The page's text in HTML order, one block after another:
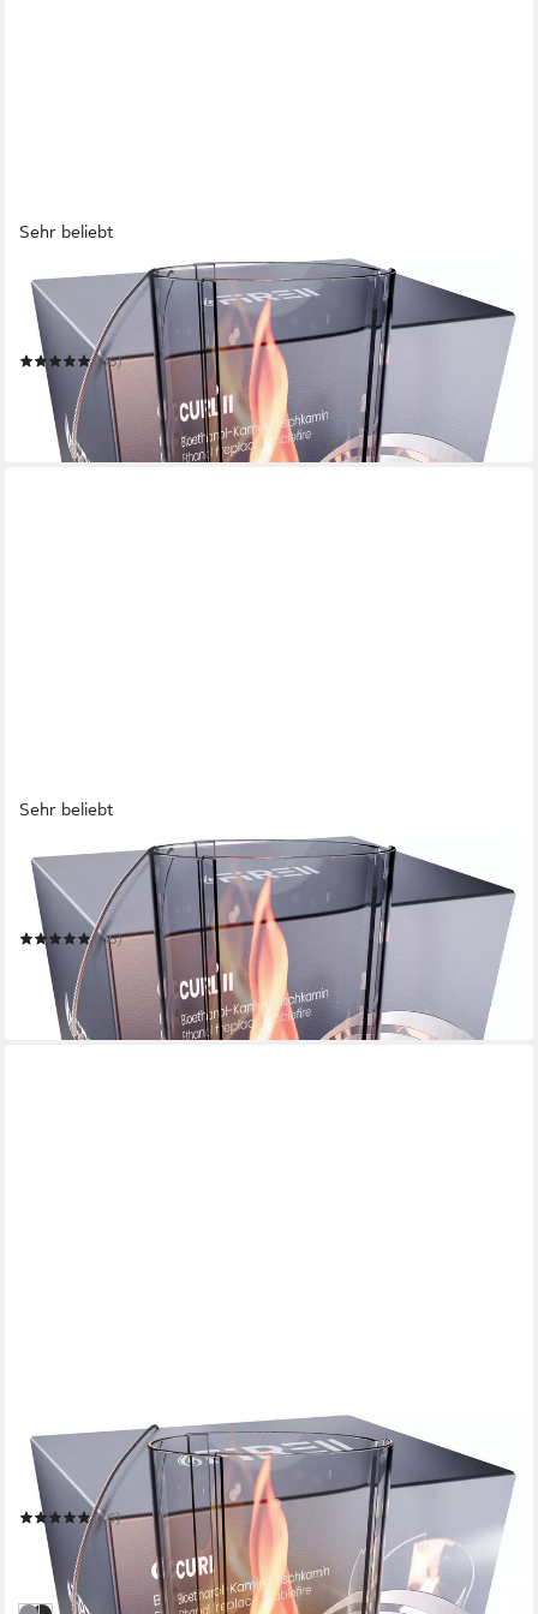
Sehr beliebt
FIRELL
Tischfeuer Ethanol Tischkamin Indoor & Outdoor Echtfeuer-
Dekokamin
(36)
44,90 € UVP 69,90 €
-36%
in 2-3 Werktagen bei dir
Sehr beliebt
FIRELL
Tischfeuer Ethanol Tischkamin Indoor & Outdoor Echtfeuer-
Dekokamin
(36)
44,90 € UVP 69,90 €
-36%
in 2-3 Werktagen bei dir
FIRELL
Tischfeuer Ethanol Tischkamin Indoor & Outdoor Echtfeuer-
Dekokamin
(16)
59,90 € UVP 89,90 €
-33%
in 2-3 Werktagen bei dir